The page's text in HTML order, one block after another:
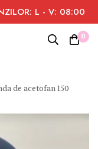
L - V: 08:00
0
de acetofan 150